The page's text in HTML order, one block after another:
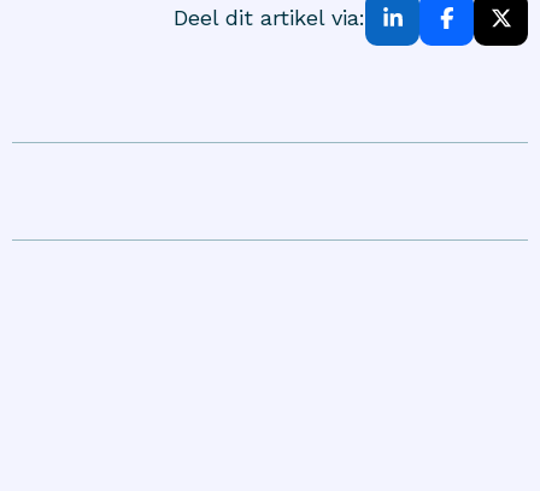
Deel dit artikel via: